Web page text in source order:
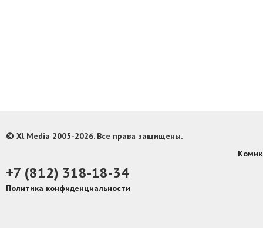
© Xl Media 2005-2026. Все права защищены.
+7 (812) 318-18-34
Политика конфиденциальности